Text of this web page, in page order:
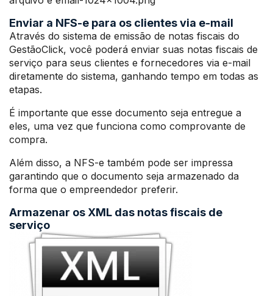
Enviar a NFS-e para os clientes via e-mail
Através do sistema de emissão de notas fiscais do
GestãoClick, você poderá enviar suas notas fiscais de
serviço para seus clientes e fornecedores via e-mail
diretamente do sistema, ganhando tempo em todas as
etapas.
É importante que esse documento seja entregue a
eles, uma vez que funciona como comprovante de
compra.
Além disso, a NFS-e também pode ser impressa
garantindo que o documento seja armazenado da
forma que o empreendedor preferir.
Armazenar os XML das notas fiscais de
serviço